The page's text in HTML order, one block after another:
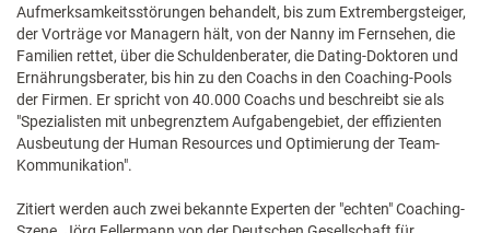
Aufmerksamkeitsstörungen behandelt, bis zum Extrembergsteiger,
der Vorträge vor Managern hält, von der Nanny im Fernsehen, die
Familien rettet, über die Schuldenberater, die Dating-Doktoren und
Ernährungsberater, bis hin zu den Coachs in den Coaching-Pools
der Firmen. Er spricht von 40.000 Coachs und beschreibt sie als
"Spezialisten mit unbegrenztem Aufgabengebiet, der effizienten
Ausbeutung der Human Resources und Optimierung der Team-
Kommunikation".
Zitiert werden auch zwei bekannte Experten der "echten" Coaching-